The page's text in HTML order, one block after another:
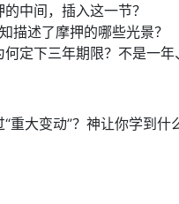
中间，插入这一节？
述了摩押的哪些光景？
定下三年期限？不是一年
重大变动”？神让你学到什
》以赛亚书（26）佳美葡萄